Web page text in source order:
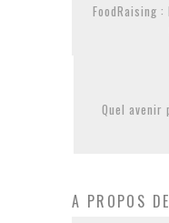
FoodRaising
Quel avenir
A PROPOS